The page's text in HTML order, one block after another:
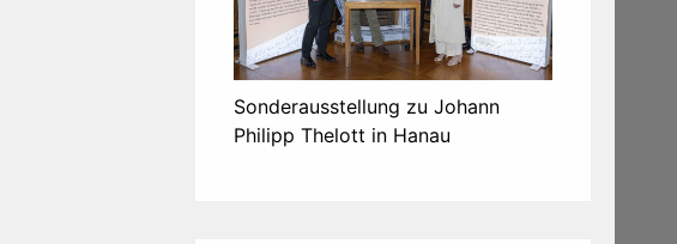
Sonderausstellung zu Johann
Philipp Thelott in Hanau